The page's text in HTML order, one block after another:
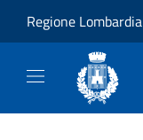
Regione Lombardia